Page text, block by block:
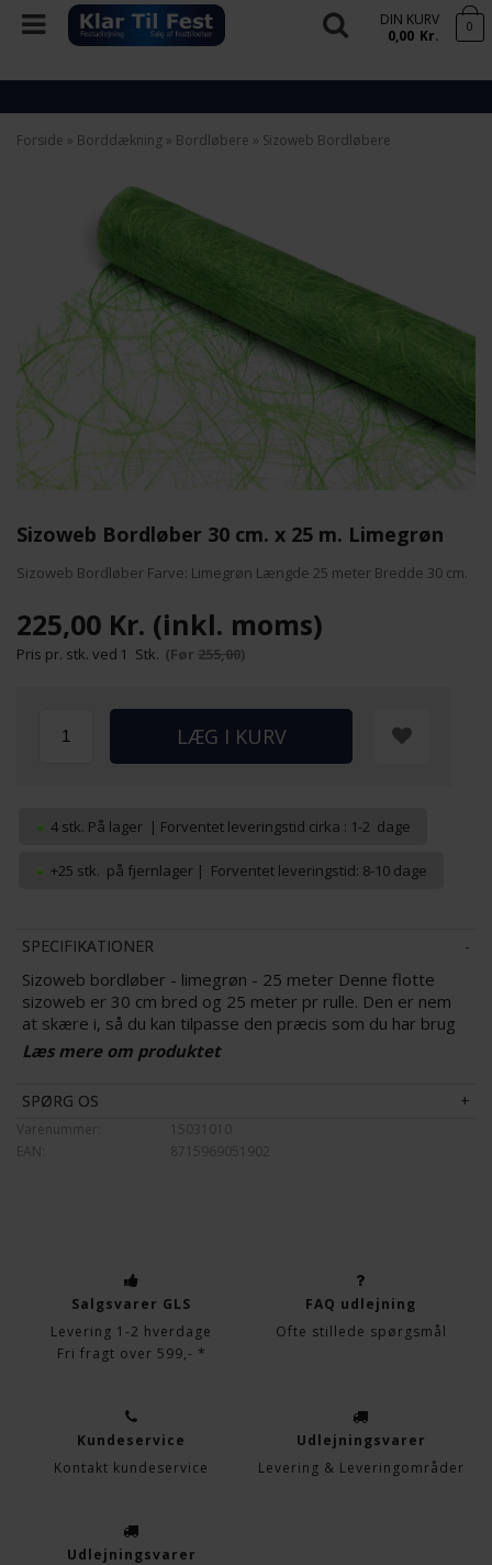
DIN KURV
0,00 Kr. 0
Forside » Borddækning » Bordløbere » Sizoweb Bordløbere
Sizoweb Bordløber 30 cm. x 25 m. Limegrøn
Sizoweb Bordløber Farve: Limegrøn Længde 25 meter Bredde 30 cm.
225,00 Kr. (inkl. moms)
Pris pr. stk. ved 1 Stk. (Før 255,00)
4 stk. På lager | Forventet leveringstid cirka : 1-2 dage
+25 stk. på fjernlager | Forventet leveringstid: 8-10 dage
SPECIFIKATIONER
Sizoweb bordløber - limegrøn - 25 meter Denne flotte
sizoweb er 30 cm bred og 25 meter pr rulle. Den er nem
at skære i, så du kan tilpasse den præcis som du har brug
for. Spindelvævsmønsteret i bordløberen er designet
sådan, så du kan se din dug gennem, og dermed er
Sizoweb bordløberen fås i mange farver her hos Klar Til
Fest, så kig endelig videre og find den farve, som passer
dig bedst.
Læs mere om produktet
SPØRG OS
15031010
Varenummer:
8715969051902
EAN:
Salgsvarer GLS
Levering 1-2 hverdage
Fri fragt over 599,- *
FAQ udlejning
Ofte stillede spørgsmål
Kundeservice
Kontakt kundeservice
Udlejningsvarer
Levering & Leveringområder
Udlejningsvarer